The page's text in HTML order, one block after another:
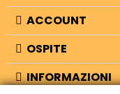
ACCOUNT
OSPITE
INFORMAZIONI